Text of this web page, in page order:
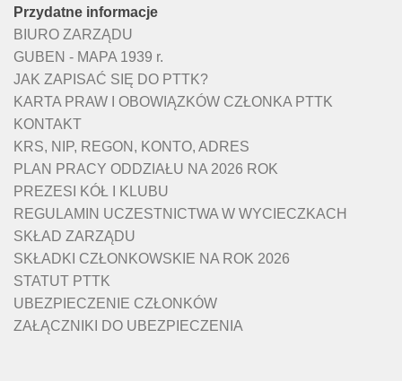
Przydatne informacje
BIURO ZARZĄDU
GUBEN - MAPA 1939 r.
JAK ZAPISAĆ SIĘ DO PTTK?
KARTA PRAW I OBOWIĄZKÓW CZŁONKA PTTK
KONTAKT
KRS, NIP, REGON, KONTO, ADRES
PLAN PRACY ODDZIAŁU NA 2026 ROK
PREZESI KÓŁ I KLUBU
REGULAMIN UCZESTNICTWA W WYCIECZKACH
SKŁAD ZARZĄDU
SKŁADKI CZŁONKOWSKIE NA ROK 2026
STATUT PTTK
UBEZPIECZENIE CZŁONKÓW
ZAŁĄCZNIKI DO UBEZPIECZENIA